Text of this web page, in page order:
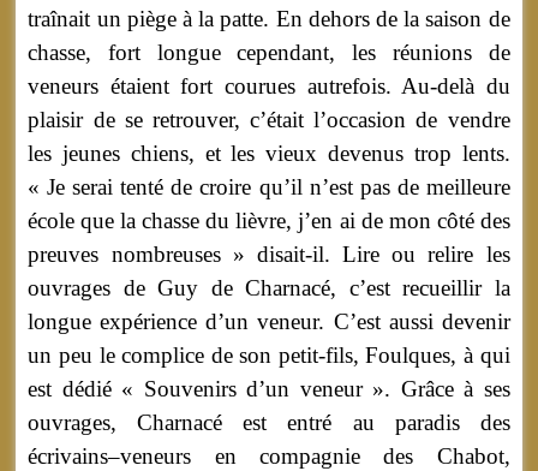
traînait un piège à la patte. En dehors de la saison de
chasse, fort longue cependant, les réunions de
veneurs étaient fort courues autrefois. Au-delà du
plaisir de se retrouver, c’était l’occasion de vendre
les jeunes chiens, et les vieux devenus trop lents.
« Je serai tenté de croire qu’il n’est pas de meilleure
école que la chasse du lièvre, j’en ai de mon côté des
preuves nombreuses » disait-il. Lire ou relire les
ouvrages de Guy de Charnacé, c’est recueillir la
longue expérience d’un veneur. C’est aussi devenir
un peu le complice de son petit-fils, Foulques, à qui
est dédié « Souvenirs d’un veneur ». Grâce à ses
ouvrages, Charnacé est entré au paradis des
écrivains–veneurs en compagnie des Chabot,